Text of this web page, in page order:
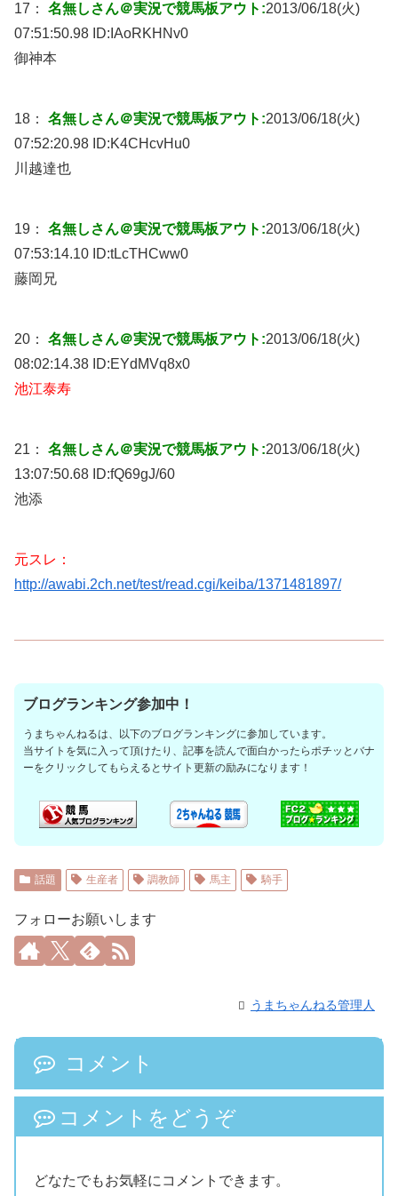
17： 名無しさん＠実況で競馬板アウト:2013/06/18(火)
07:51:50.98 ID: IAoRKHNv0
御神本
18： 名無しさん＠実況で競馬板アウト:2013/06/18(火)
07:52:20.98 ID:K4CHcvHu0
川越達也
19： 名無しさん＠実況で競馬板アウト:2013/06/18(火)
07:53:14.10 ID:tLcTHCww0
藤岡兄
20： 名無しさん＠実況で競馬板アウト:2013/06/18(火)
08:02:14.38 ID:EYdMVq8x0
池江泰寿
21： 名無しさん＠実況で競馬板アウト:2013/06/18(火)
13:07:50.68 ID:fQ69gJ/60
池添
元スレ：
http://awabi.2ch.net/test/read.cgi/keiba/1371481897/
ブログランキング参加中！
うまちゃんねるは、以下のブログランキングに参加しています。
当サイトを気に入って頂けたり、記事を読んで面白かったらポチッとバナ
ーをクリックしてもらえるとサイト更新の励みになります！
話題 生産者 調教師 馬主 騎手
フォローお願いします
うまちゃんねる管理人
コメント
コメントをどうぞ
どなたでもお気軽にコメントできます。